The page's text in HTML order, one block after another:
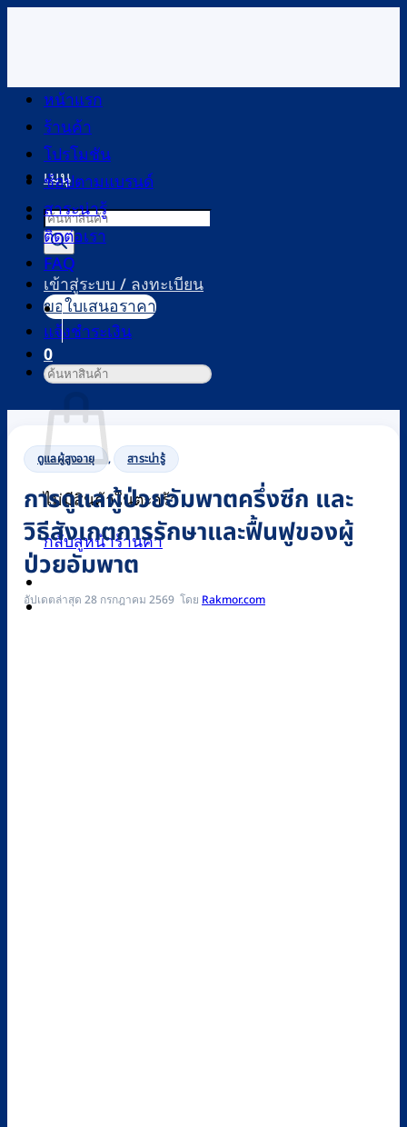
เนื้อหา
เมนู
Products
search
เข้าสู่ระบบ / ลงทะเบียน
0
ตะกร้าสินค้า
ไม่มีสินค้าในตะกร้า
กลับสู่หน้าร้านค้า
0
หน้าแรก
ร้านค้า
โปรโมชัน
ช้อปตามแบรนด์
สาระน่ารู้
ติดต่อเรา
FAQ
ขอใบเสนอราคา
แจ้งชำระเงิน
ค้นหา:
ดูแลผู้สูงอายุ , สาระน่ารู้
การดูแลผู้ป่วยอัมพาตครึ่งซีก และ
วิธีสังเกตการรักษาและฟื้นฟูของผู้
ป่วยอัมพาต
อัปเดตล่าสุด 28 กรกฎาคม 2569 Rakmor.com